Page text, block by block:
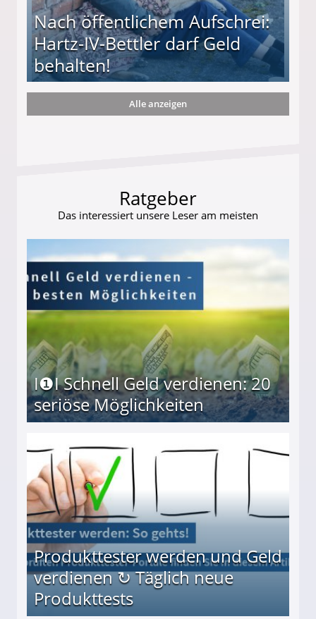
Nach öffentlichem Aufschrei:
Hartz-IV-Bettler darf Geld
behalten!
darf Geld behalten!
Alle anzeigen
Ratgeber
Das interessiert unsere Leser am meisten
I❶I Schnell Geld verdienen: 20
seriöse Möglichkeiten
Produkttester werden und Geld
verdienen ↻ Täglich neue
Produkttests